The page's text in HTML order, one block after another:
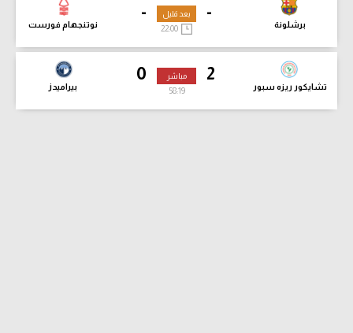
-
برشلونة
-
نوتنجهام فورست
بعد قليل
2
تشايكور ريزه سبور
0
بيراميدز
مباشر
58:20